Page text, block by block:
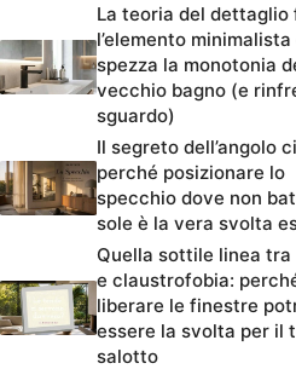
La teoria del dettaglio
l’elemento minimalista
spezza la monotonia
vecchio bagno (e
sguardo)
Il segreto dell’angolo
perché posizionare lo
specchio dove non
sole è la vera svolta
Quella sottile linea
e claustrofobia:
liberare le finestre
essere la svolta per il
salotto